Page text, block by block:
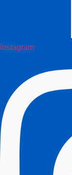
Instagram